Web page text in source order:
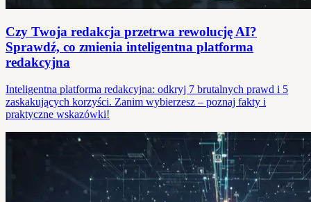
Czy Twoja redakcja przetrwa rewolucję AI?
Sprawdź, co zmienia inteligentna platforma
redakcyjna
Inteligentna platforma redakcyjna: odkryj 7 brutalnych prawd i 5
zaskakujących korzyści. Zanim wybierzesz – poznaj fakty i
praktyczne wskazówki!